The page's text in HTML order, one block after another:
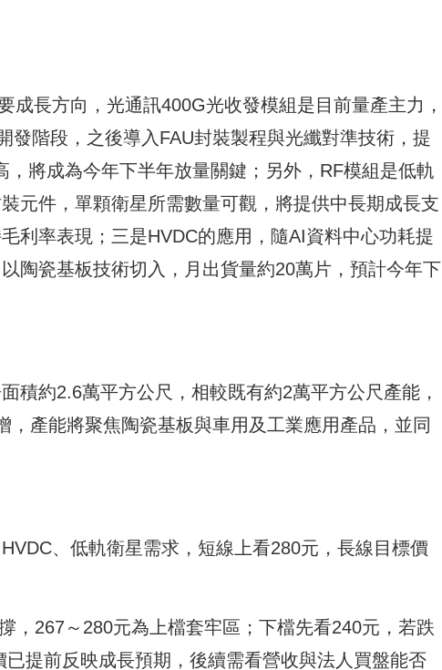
成長方向，光通訊400G光收發模組是目前量產主力，
發階段，之後導入FAU封裝製程與光纖對準技術，提
將成為今年下半年放量關鍵；另外，RF模組是低軌
元件，單顆衛星所需數量可觀，將提供中長期成長支
利率表現；三是HVDC的應用，隨AI資料中心功耗提
陶瓷基板技術切入，月出貨量約20萬片，預計今年下
積約2.6萬平方公尺，相較既有約2萬平方公尺產能，
產能將聚焦陶瓷基板與車用及工業應用產品，並同
、低軌衛星需求，短線上看280元，長線目標價
，267～280元為上檔套牢區；下檔先看240元，若跌
提前反映成長預期，後續需看營收與法人買盤能否